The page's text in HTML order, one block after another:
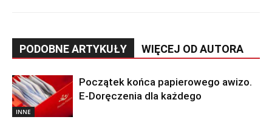
PODOBNE ARTYKUŁY WIĘCEJ OD AUTORA
INNE
Początek końca papierowego awizo.
E-Doręczenia dla każdego